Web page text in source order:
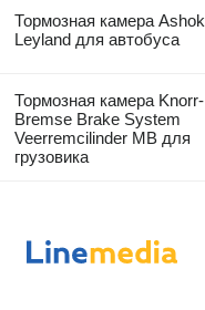
Тормозная камера Ashok
Leyland для автобуса
Тормозная камера Knorr-
Bremse Brake System
Veerremcilinder MB для
грузовика